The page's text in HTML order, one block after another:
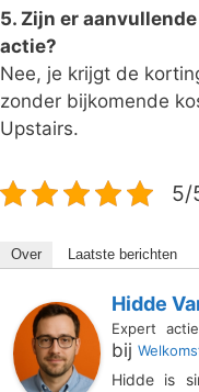
5. Zijn er
actie?
Nee, je krijgt de
zonder bijkomende
Upstairs.
5/
Over Laatste berichten
Hidde
Expert
bij
Hidde is